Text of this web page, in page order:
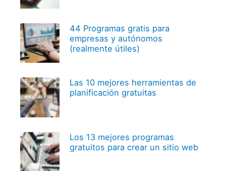
44 Programas gratis para
empresas y autónomos
(realmente útiles)
Las 10 mejores herramientas de
planificación gratuitas
Los 13 mejores programas
gratuitos para crear un sitio web